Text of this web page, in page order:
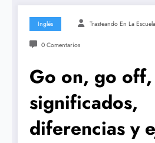
Inglés Trasteando En La Escuela
0 Comentarios
Go on, go
significados,
diferencias y